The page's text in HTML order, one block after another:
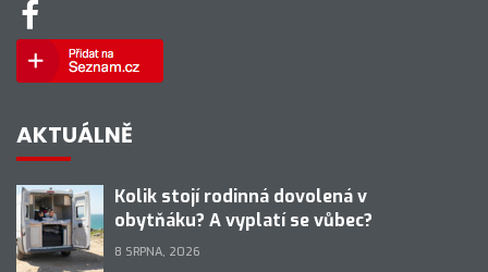
AKTUÁLNĚ
Kolik stojí rodinná dovolená v
obytňáku? A vyplatí se vůbec?
8 SRPNA, 2026